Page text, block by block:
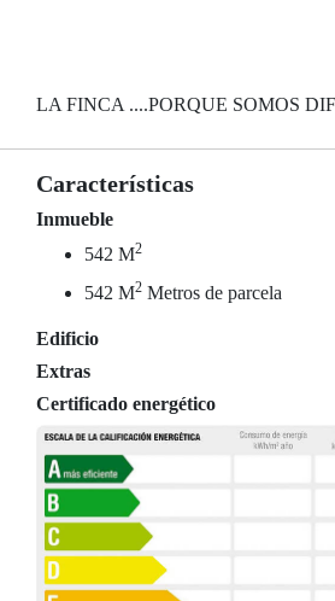
LA FINCA ....PORQUE SOMOS
Características
Inmueble
542 M2
542 M2 Metros de parcela
Edificio
Extras
Certificado energético